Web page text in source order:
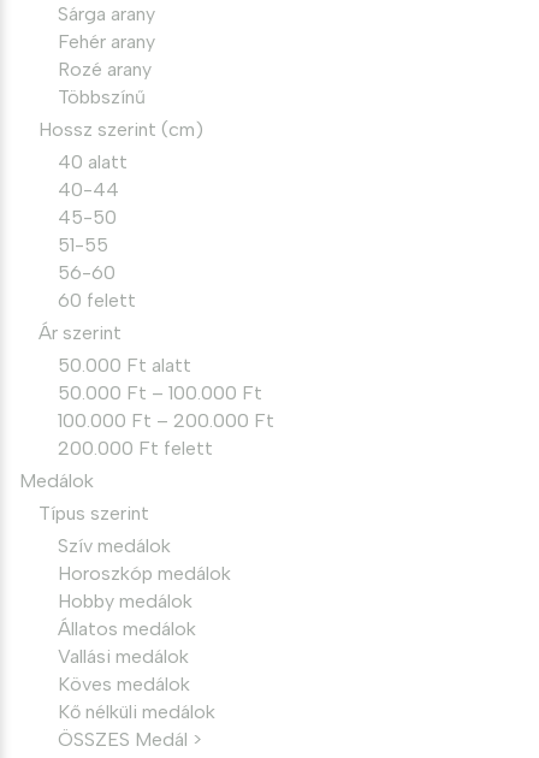
Sárga arany
Fehér arany
Rozé arany
Többszínű
Hossz szerint (cm)
40 alatt
40-44
45-50
51-55
56-60
60 felett
Ár szerint
50.000 Ft alatt
50.000 Ft – 100.000 Ft
100.000 Ft – 200.000 Ft
200.000 Ft felett
Medálok
Típus szerint
Szív medálok
Horoszkóp medálok
Hobby medálok
Állatos medálok
Vallási medálok
Köves medálok
Kő nélküli medálok
ÖSSZES Medál >